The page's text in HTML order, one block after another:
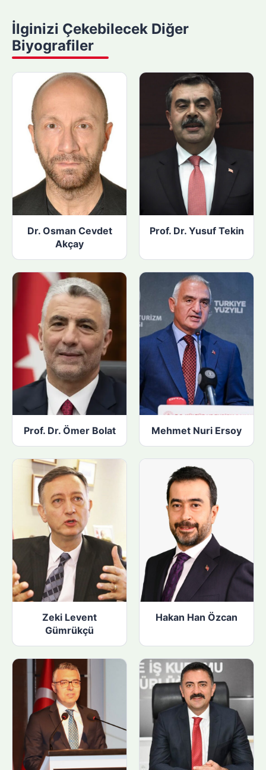
y
a
p
n
İlginizi Çekebilecek Diğer
Biyografiler
Dr. Osman Cevdet
Akçay
Prof. Dr. Yusuf Tekin
Prof. Dr. Ömer Bolat Mehmet Nuri Ersoy
Zeki Levent
Gümrükçü
Hakan Han Özcan